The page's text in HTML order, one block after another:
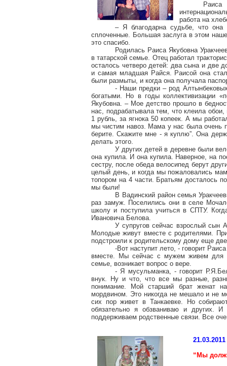
работа на
– Я благодарна судьбе, что
сплоченные. Большая заслуга в этом
это спасибо.
Родилась Раиса Якубовна
в татарской семье. Отец работал
осталось четверо детей: два сына и две
и самая младшая Райся. Раисой она
были размыты, и когда она получала
- Наши предки – род
богатыми. Но в годы коллективизации
Якубовна. – Мое детство прошло в
нас, подрабатывала тем, что клеила
1 рубль, за ягнока 50 копеек. А мы
мы чистим навоз. Мама у нас была очень
берите. Скажите мне - я куплю”. Она
делать этого.
У других детей в деревне были
она купила. И она купила. Наверное, на
сестру, после обеда велосипед берут
целый день, и когда мы пожаловались
топором на 4 части. Братьям досталось
мы были!
В Вадинский район семья
раз замуж. Поселились они в селе
школу и поступила учиться в СПТУ.
Ивановича Белова.
У супругов сейчас взрослый сын
Молодые живут вместе с родителями.
подстроили к родительскому дому еще
-Вот наступит лето, - говорит
вместе. Мы сейчас с мужем живем для
семье, возникает вопрос о вере.
- Я мусульманка, - говорит
внук. Ну и что, что все мы разные,
понимание. Мой старший брат женат
мордвином. Это никогда не мешало и не
сих пор живет в Танкаевке. Но
обязательно я обзваниваю и
поддерживаем родственные связи. Все
21.03.2011
“Мы